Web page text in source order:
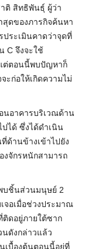
ติ สิทธิพันธุ์ ผู้ว่า
สุดของภารกิจค้นหา
ระเมินคาดว่าจุดที่
C จึงจะใช้
แต่ตอนนี้พบปัญหาก็
ะก่อให้เกิดความไม่
นอาคารบริเวณด้าน
ปได้ ซึ่งได้ดำเนิน
ด้านข้างเข้าไปยัง
งจักรหนักสามารถ
บชิ้นส่วนมนุษย์ 2
อเมื่อช่วงประมาณ
ติดอยู่ภายใต้ซาก
ดังกล่าวแล้ว
เบื้องต้นตอนนี้อยู่ที่